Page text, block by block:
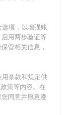
项，以增强账
用两步验证等
管相关信息，
条款和规定供
策等内容。在
同意并愿意遵